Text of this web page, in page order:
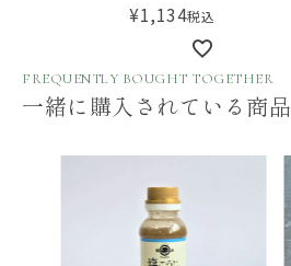
¥1,134税込
FREQUENTLY BOUGHT TOGETHER
一緒に購入されている商品